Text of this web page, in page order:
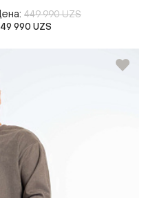
449 990 UZS
990 UZS